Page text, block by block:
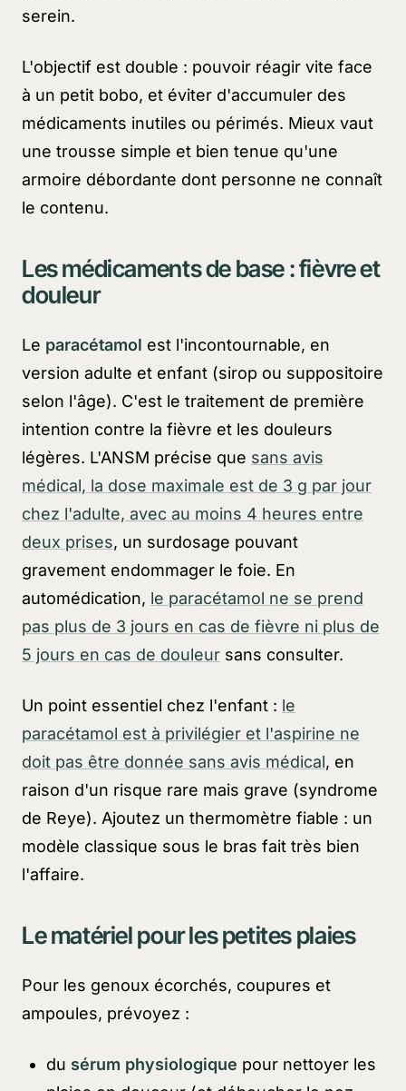
serein.
L'objectif est double : pouvoir réagir vite face
à un petit bobo, et éviter d'accumuler des
médicaments inutiles ou périmés. Mieux vaut
une trousse simple et bien tenue qu'une
armoire débordante dont personne ne connaît
le contenu.
Les médicaments de base : fièvre et
douleur
Le paracétamol est l'incontournable, en
version adulte et enfant (sirop ou suppositoire
selon l'âge). C'est le traitement de première
intention contre la fièvre et les douleurs
légères. L'ANSM précise que sans avis
médical, la dose maximale est de 3 g par jour
chez l'adulte, avec au moins 4 heures entre
deux prises, un surdosage pouvant
gravement endommager le foie. En
automédication, le paracétamol ne se prend
pas plus de 3 jours en cas de fièvre ni plus de
5 jours en cas de douleur sans consulter.
Un point essentiel chez l'enfant : le
paracétamol est à privilégier et l'aspirine ne
doit pas être donnée sans avis médical, en
raison d'un risque rare mais grave (syndrome
de Reye). Ajoutez un thermomètre fiable : un
modèle classique sous le bras fait très bien
l'affaire.
Le matériel pour les petites plaies
Pour les genoux écorchés, coupures et
ampoules, prévoyez :
du sérum physiologique pour nettoyer les